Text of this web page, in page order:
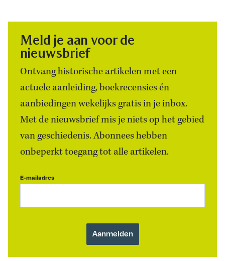
Meld je aan voor de
nieuwsbrief
Ontvang historische artikelen met een
actuele aanleiding, boekrecensies én
aanbiedingen wekelijks gratis in je inbox.
Met de nieuwsbrief mis je niets op het gebied
van geschiedenis. Abonnees hebben
onbeperkt toegang tot alle artikelen.
E-mailadres